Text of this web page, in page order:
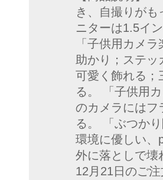
き、自撮りが
ニターは1.5イ
「子供用カメ
助かり；ステ
可愛く飾れる；
る。 「子供用
のカメラにはフ
る。 「ぶつか
環境に優しい、
外に落としで壊
12月21日のご